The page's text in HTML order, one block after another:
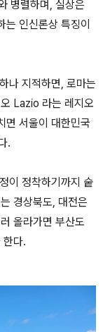
병렬하며, 실상은
인신론상 특징이
나 지적하면, 로마는
Lazio 라는 레지오
면 서울이 대한민국
.
이 정착하기까지 숱
경상북도, 대전은
올라가면 부산도
한다.